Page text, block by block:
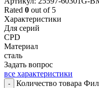
Rated 0 out of 5
Характеристики
Для серий
CPD
Материал
сталь
Задать вопрос
все характеристики
-
Количество товара